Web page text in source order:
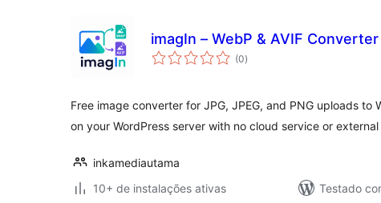
imagIn – WebP & AVIF Converter
(0total
de
)
Free image converter for JPG, JPEG, and PNG uploads to
on your WordPress server with no cloud service or external
inkamediautama
10+ de instalações ativas
Testado